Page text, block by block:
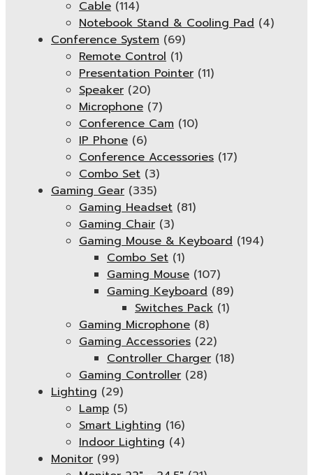
Cable (114)
Notebook Stand & Cooling Pad (4)
Conference System (69)
Remote Control (1)
Presentation Pointer (11)
Speaker (20)
Microphone (7)
Conference Cam (10)
IP Phone (6)
Conference Accessories (17)
Combo Set (3)
Gaming Gear (335)
Gaming Headset (81)
Gaming Chair (3)
Gaming Mouse & Keyboard (194)
Combo Set (1)
Gaming Mouse (107)
Gaming Keyboard (89)
Switches Pack (1)
Gaming Microphone (8)
Gaming Accessories (22)
Controller Charger (18)
Gaming Controller (28)
Lighting (29)
Lamp (5)
Smart Lighting (16)
Indoor Lighting (4)
Monitor (99)